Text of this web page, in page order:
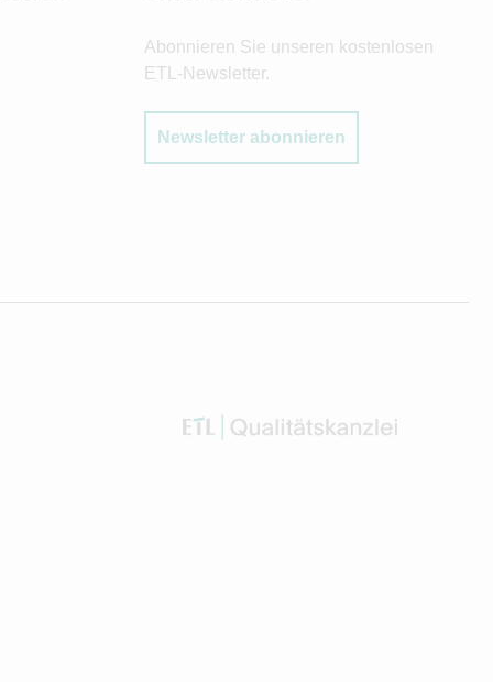
Abonnieren Sie unseren kostenlosen
ETL-Newsletter.
Newsletter abonnieren